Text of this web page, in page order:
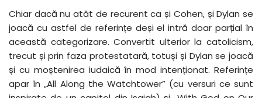
Chiar dacă nu atât de recurent ca și Cohen, și Dylan se
joacă cu astfel de referințe deși el intră doar parțial în
această categorizare. Convertit ulterior la catolicism,
trecut și prin faza protestatară, totuși și Dylan se joacă
și cu moștenirea iudaică în mod intenționat. Referințe
apar în „All Along the Watchtower” (cu versuri ce sunt